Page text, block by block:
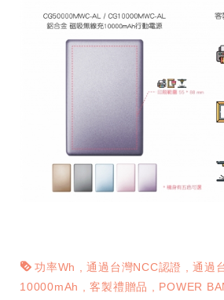
功率Wh 通過台灣NCC認證
通過
10000mAh
客製禮贈品 POWER